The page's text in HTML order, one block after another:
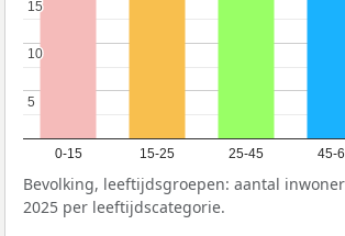
0-15 15-25 25-45 45-
5
5
10
10
15
15
Bevolking, leeftijdsgroepen: aantal
2025 per leeftijdscategorie.